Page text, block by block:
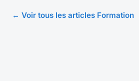
← Voir tous les articles Formation